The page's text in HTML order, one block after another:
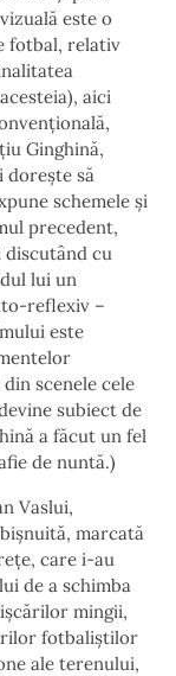
este o
fotbal, relativ
aici
Ginghină,
dorește să
schemele și
precedent,
cu
lui un
reflexiv –
este
scenele cele
subiect de
a făcut un fel
de nuntă.)
Vaslui,
marcată
care i-au
de a schimba
mingii,
fotbaliștilor
ale terenului,